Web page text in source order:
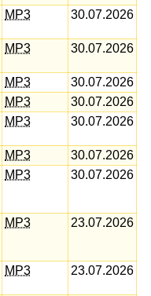
MP3 30.07.2026
MP3 30.07.2026
MP3
30.07.2026
MP3
30.07.2026
MP3 30.07.2026
MP3
30.07.2026
MP3 30.07.2026
MP3 23.07.2026
MP3 23.07.2026